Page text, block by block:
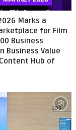
Marks a
for Film
Business
Business Value
Hub of